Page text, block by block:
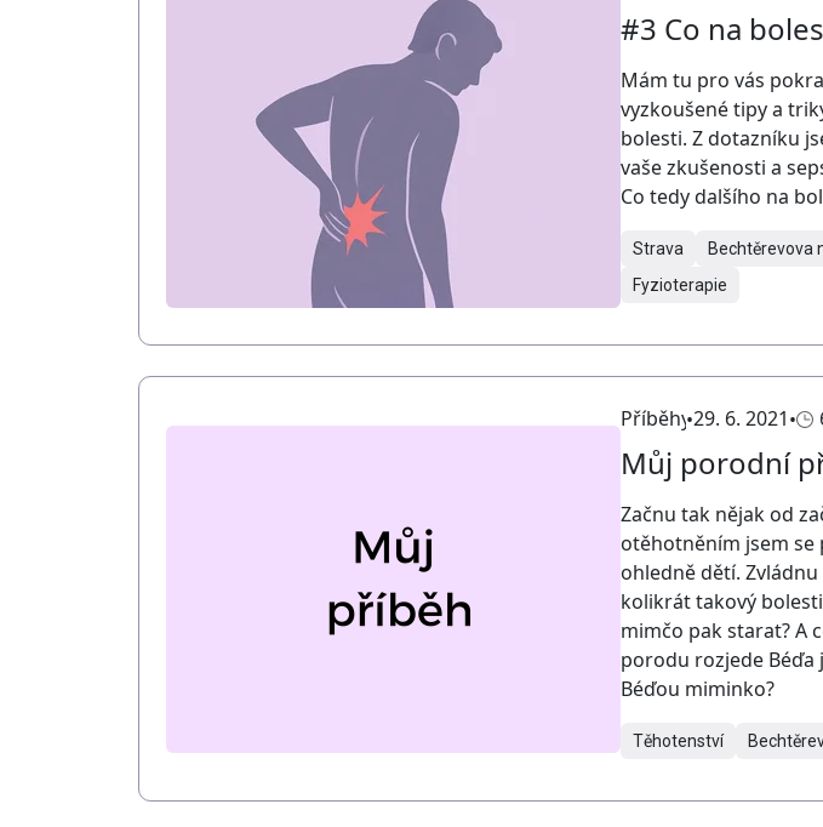
#3 Co na
Mám tu pro vás
vyzkoušené tipy a
bolesti. Z dotazníku
vaše zkušenosti a
Co tedy dalšího na
Strava Bechtěrevova
Fyzioterapie
Příběhy29. 6. 2021
Můj porodní
Začnu tak nějak od
otěhotněním jsem se
ohledně dětí.
kolikrát takový
mimčo pak starat? A
porodu rozjede Béďa
Béďou miminko?
Těhotenství